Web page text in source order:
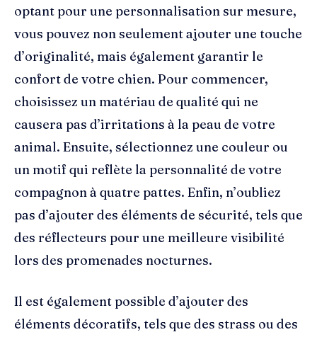
optant pour une personnalisation sur mesure,
vous pouvez non seulement ajouter une touche
d’originalité, mais également garantir le
confort de votre chien. Pour commencer,
choisissez un matériau de qualité qui ne
causera pas d’irritations à la peau de votre
animal. Ensuite, sélectionnez une couleur ou
un motif qui reflète la personnalité de votre
compagnon à quatre pattes. Enfin, n’oubliez
pas d’ajouter des éléments de sécurité, tels que
des réflecteurs pour une meilleure visibilité
lors des promenades nocturnes.
Il est également possible d’ajouter des
éléments décoratifs, tels que des strass ou des